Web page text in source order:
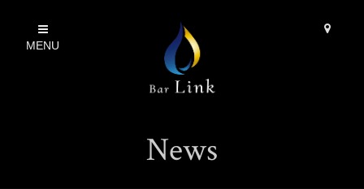
MENU
News